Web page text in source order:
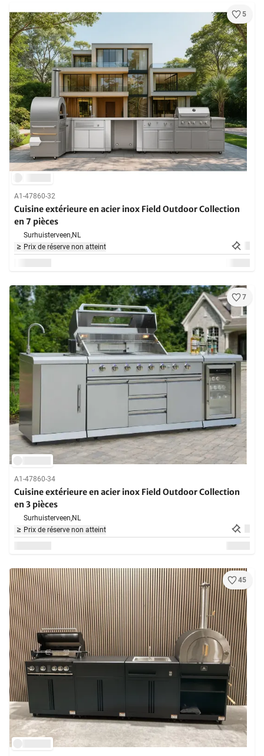
5
A1-47860-32
Cuisine extérieure en acier inox Field Outdoor Collection
en 7 pièces
Surhuisterveen,NL
Prix de réserve non atteint
7
A1-47860-34
Cuisine extérieure en acier inox Field Outdoor Collection
en 3 pièces
Surhuisterveen,NL
Prix de réserve non atteint
45